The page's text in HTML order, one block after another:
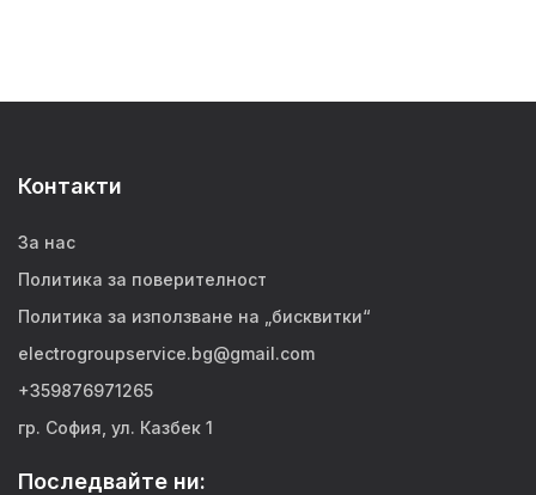
Контакти
За нас
Политика за поверителност
Политика за използване на „бисквитки“
electrogroupservice.bg@gmail.com
+359876971265
гр. София, ул. Казбек 1
Последвайте ни: